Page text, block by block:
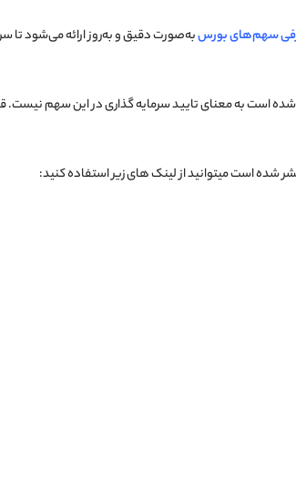
سهم‌های بورسبه‌صورت دقیق و به‌روز ارائه می‌شود تا
است به معنای تایید سرمایه گذاری در این سهم نیست.
است میتوانید از لینک های زیر استفاده کنید: